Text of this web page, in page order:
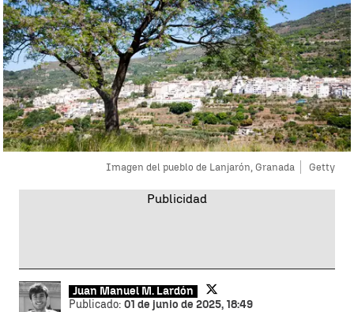
Imagen del pueblo de Lanjarón, Granada Getty
Juan Manuel M. Lardón
Publicado: 01 de junio de 2025, 18:49